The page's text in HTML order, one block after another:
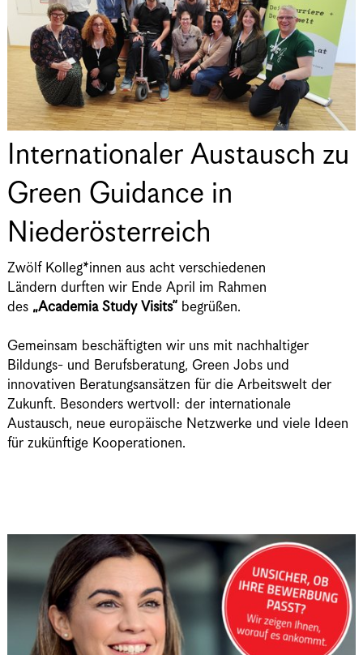
Internationaler Austausch zu
Green Guidance in
Niederösterreich
Zwölf Kolleg*innen aus acht verschiedenen
Ländern durften wir Ende April im Rahmen
des „Academia Study Visits“ begrüßen.
Gemeinsam beschäftigten wir uns mit nachhaltiger
Bildungs- und Berufsberatung, Green Jobs und
innovativen Beratungsansätzen für die Arbeitswelt der
Zukunft. Besonders wertvoll: der internationale
Austausch, neue europäische Netzwerke und viele Ideen
für zukünftige Kooperationen.